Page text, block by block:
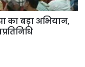
का बड़ा अभियान,